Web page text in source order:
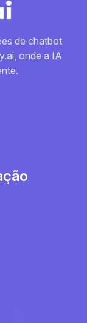
de chatbot
onde a IA